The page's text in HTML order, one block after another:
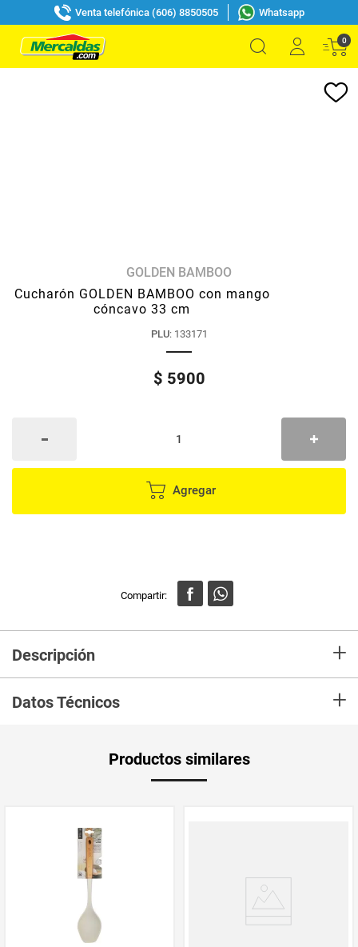
Venta telefónica (606) 8850505 Whatsapp
0
GOLDEN BAMBOO
Cucharón GOLDEN BAMBOO con mango
cóncavo 33 cm
PLU: 133171
$ 5900
Agregar
Descripción +
Datos Técnicos +
Productos similares